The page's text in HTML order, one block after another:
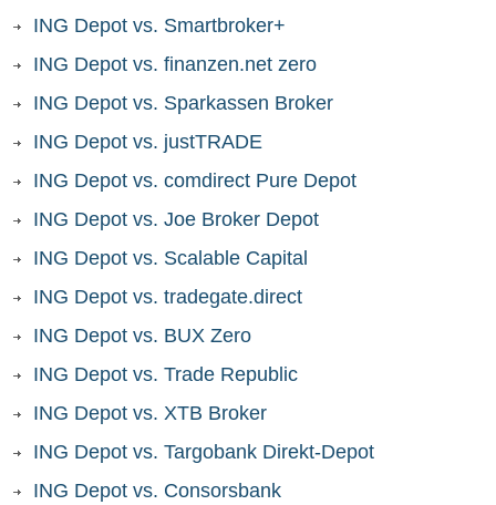
ING Depot vs. Smartbroker+
ING Depot vs. finanzen.net zero
ING Depot vs. Sparkassen Broker
ING Depot vs. justTRADE
ING Depot vs. comdirect Pure Depot
ING Depot vs. Joe Broker Depot
ING Depot vs. Scalable Capital
ING Depot vs. tradegate.direct
ING Depot vs. BUX Zero
ING Depot vs. Trade Republic
ING Depot vs. XTB Broker
ING Depot vs. Targobank Direkt-Depot
ING Depot vs. Consorsbank